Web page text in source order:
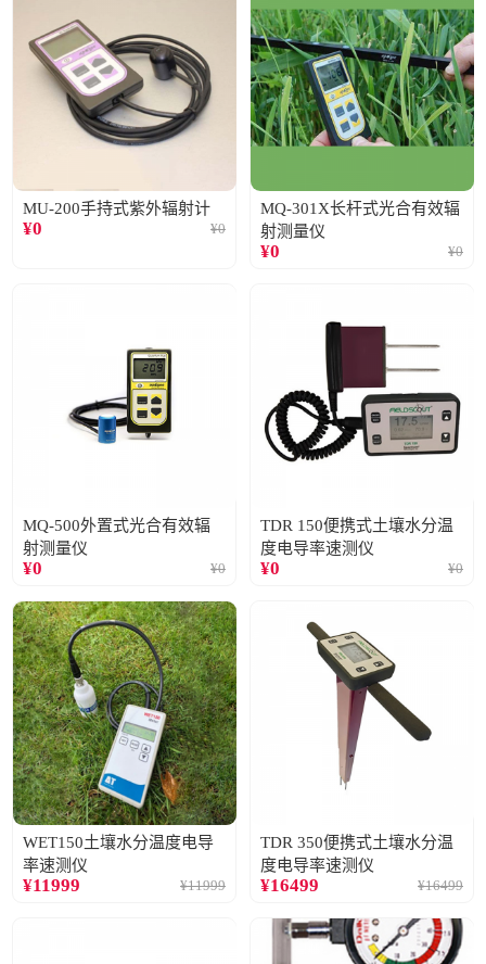
MU-200手持式紫外辐射计
¥0 ¥0
MQ-301X长杆式光合有效辐
射测量仪
¥0 ¥0
MQ-500外置式光合有效辐
射测量仪
¥0 ¥0
TDR 150便携式土壤水分温
度电导率速测仪
¥0 ¥0
WET150土壤水分温度电导
率速测仪
¥11999 ¥11999
TDR 350便携式土壤水分温
度电导率速测仪
¥16499 ¥16499